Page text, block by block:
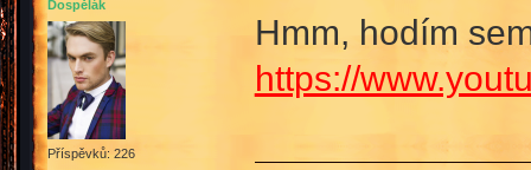
Dospělák
Příspěvků: 226
Hmm, hodím
https://